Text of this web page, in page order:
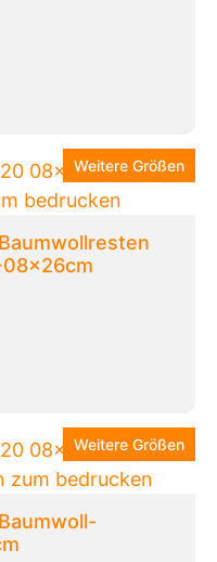
Weitere Größen
Weitere Größen